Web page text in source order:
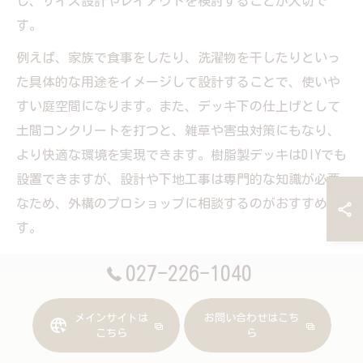
す。
例えば、家族で食事をしたり、洗濯物を干したりといっ
た具体的な用途をイメージして設計することで、使いや
すい庭空間になります。また、デッキ下の仕上げとして
土間コンクリートを打つと、雑草や害虫対策にもなり、
より快適な環境を実現できます。樹脂製デッキはDIYでも
設置できますが、設計や下地工事は専門的な知識が必要
なため、外構のプロショップに相談するのがおすすめで
す。
長く使える庭リフォームを樹脂製デッキで実現
せっかくリフォームするなら、10年・20年後も満足でき
る庭づくりを目指したいものです。樹脂製デッキは耐久
性が高く、群馬県の気候でも劣化しにくい特徴がありま
027-226-1040
メインサイトは
こちら
お問い合わせはこち
ら